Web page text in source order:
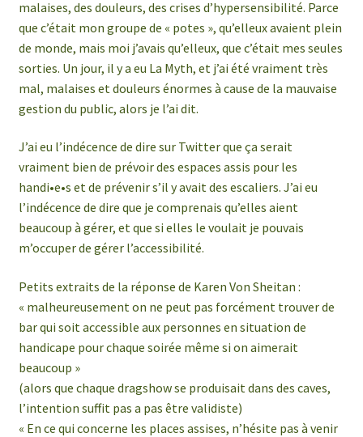
malaises, des douleurs, des crises d’hypersensibilité. Parce
que c’était mon groupe de « potes », qu’elleux avaient plein
de monde, mais moi j’avais qu’elleux, que c’était mes seules
sorties. Un jour, il y a eu La Myth, et j’ai été vraiment très
mal, malaises et douleurs énormes à cause de la mauvaise
gestion du public, alors je l’ai dit.
J’ai eu l’indécence de dire sur Twitter que ça serait
vraiment bien de prévoir des espaces assis pour les
handi•e•s et de prévenir s’il y avait des escaliers. J’ai eu
l’indécence de dire que je comprenais qu’elles aient
beaucoup à gérer, et que si elles le voulait je pouvais
m’occuper de gérer l’accessibilité.
Petits extraits de la réponse de Karen Von Sheitan :
« malheureusement on ne peut pas forcément trouver de
bar qui soit accessible aux personnes en situation de
handicape pour chaque soirée même si on aimerait
beaucoup »
(alors que chaque dragshow se produisait dans des caves,
l’intention suffit pas a pas être validiste)
« En ce qui concerne les places assises, n’hésite pas à venir